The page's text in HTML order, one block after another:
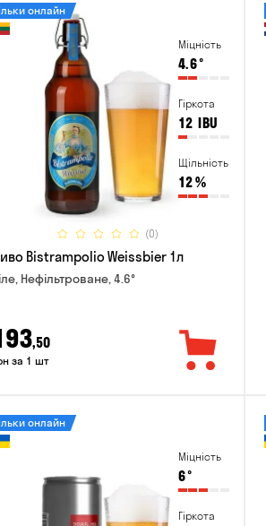
Міцність
4.6°
Гіркота
12 IBU
Щільність
12%
(0)
онлайн
Bistrampolio Weissbier 1л
Нефільтроване, 4.6°
,50
за 1 шт
Міцність
6°
Гіркота
онлайн